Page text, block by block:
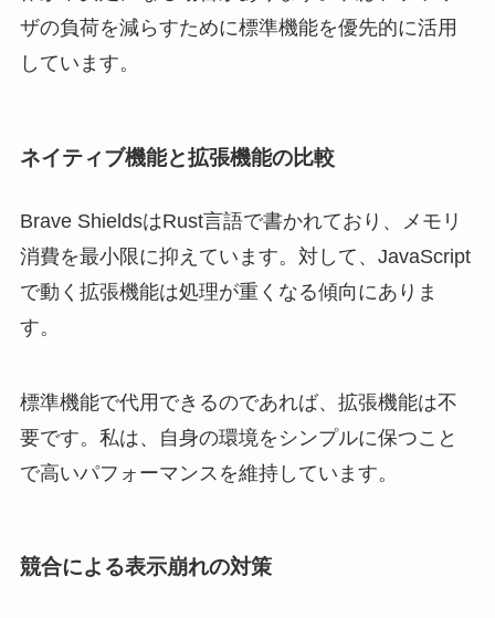
ザの負荷を減らすために標準機能を優先的に活用
しています。
ネイティブ機能と拡張機能の比較
Brave ShieldsはRust言語で書かれており、メモリ
消費を最小限に抑えています。対して、JavaScript
で動く拡張機能は処理が重くなる傾向にありま
す。
標準機能で代用できるのであれば、拡張機能は不
要です。私は、自身の環境をシンプルに保つこと
で高いパフォーマンスを維持しています。
競合による表示崩れの対策